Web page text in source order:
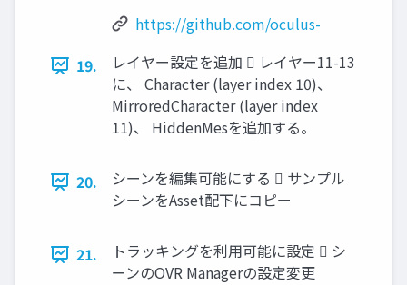
https://github.com/oculus-
19.
レイヤー設定を追加  レイヤー11-13
に、 Character (layer index 10)、
MirroredCharacter (layer index
11)、 HiddenMesを追加する。
20.
シーンを編集可能にする  サンプル
シーンをAsset配下にコピー
21.
トラッキングを利用可能に設定  シ
ーンのOVR Managerの設定変更